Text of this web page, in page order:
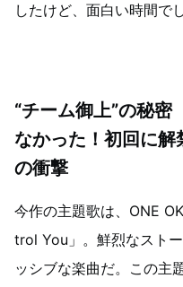
したけど、面白い時間で
“チーム御上”の秘
なかった！初回に
の衝撃
今作の主題歌は、ONE
trol You」。鮮烈なスト
ッシブな楽曲だ。この主